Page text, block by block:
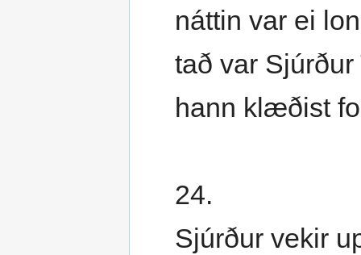
náttin var ei
tað var Sjúrður
hann klæðist
24.
Sjúrður vekir